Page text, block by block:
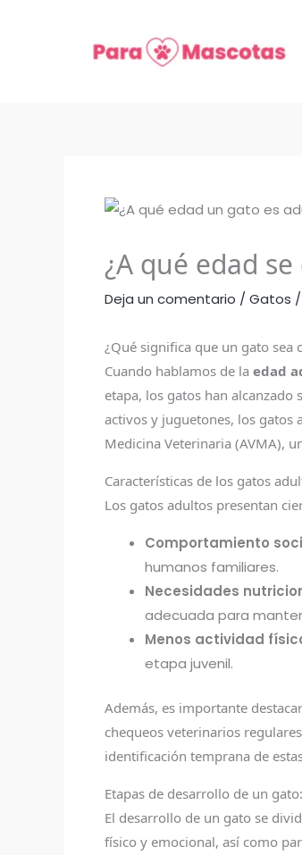
¿A qué edad
Deja un comentario / Gatos
¿Qué significa que un gato sea
Cuando hablamos de la edad
etapa, los gatos han
activos y juguetones, los gatos
Medicina Veterinaria (AVMA),
Características de los gatos
Los gatos adultos presentan
Comportamiento
humanos familiares.
Necesidades
adecuada para
Menos actividad
etapa juvenil.
Además, es importante
chequeos veterinarios
identificación temprana de
Etapas de desarrollo de un
El desarrollo de un gato se
físico y emocional, así como